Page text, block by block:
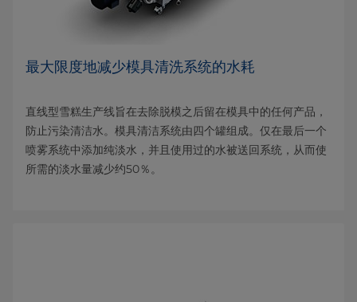
最大限度地减少模具清洗系统的水耗
直线型雪糕生产线旨在去除脱模之后留在模具中的任何产品，
防止污染清洁水。模具清洁系统由四个罐组成。仅在最后一个
喷雾系统中添加纯淡水，并且使用过的水被送回系统，从而使
所需的淡水量减少约50％。